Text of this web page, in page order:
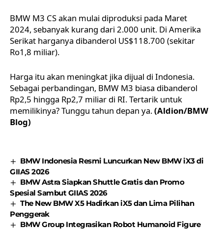
BMW M3 CS akan mulai diproduksi pada Maret
2024, sebanyak kurang dari 2.000 unit. Di Amerika
Serikat harganya dibanderol US$118.700 (sekitar
Ro1,8 miliar).
Harga itu akan meningkat jika dijual di Indonesia.
Sebagai perbandingan, BMW M3 biasa dibanderol
Rp2,5 hingga Rp2,7 miliar di RI. Tertarik untuk
memilikinya? Tunggu tahun depan ya.(Aldion/BMW
Blog)
BMW Indonesia Resmi Luncurkan New BMW iX3 di
GIIAS 2026
BMW Astra Siapkan Shuttle Gratis dan Promo
Spesial Sambut GIIAS 2026
The New BMW X5 Hadirkan iX5 dan Lima Pilihan
Penggerak
BMW Group Integrasikan Robot Humanoid Figure